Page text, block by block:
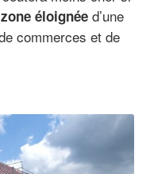
zone éloignée d’une
commerces et de